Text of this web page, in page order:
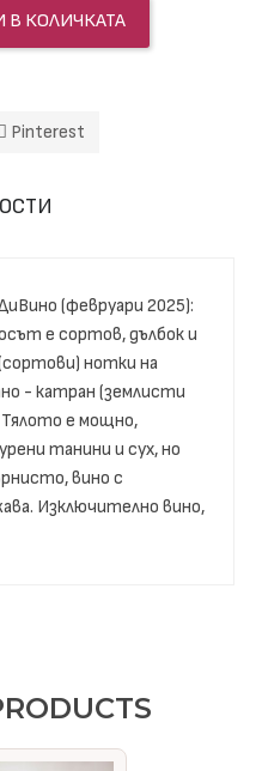
В КОЛИЧКАТА
Pinterest
(февруари 2025):
е сортов, дълбок и
нотки на
- катран (землисти
Тялото е мощно,
танини и сух, но
вино с
Изключително вино,